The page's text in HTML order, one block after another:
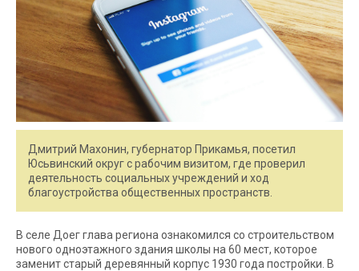
Дмитрий Махонин, губернатор Прикамья, посетил
Юсьвинский округ с рабочим визитом, где проверил
деятельность социальных учреждений и ход
благоустройства общественных пространств.
В селе Доег глава региона ознакомился со строительством
нового одноэтажного здания школы на 60 мест, которое
заменит старый деревянный корпус 1930 года постройки. В